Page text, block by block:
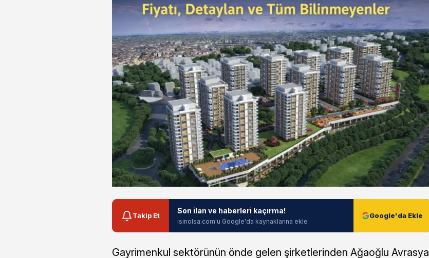
Takip Et
Son ilan ve haberleri kaçırma!
isinolsa.com'u Google'da kaynaklarına ekle
Google'da Ekle
Gayrimenkul sektörünün önde gelen şirketlerinden Ağaoğlu Avrasya